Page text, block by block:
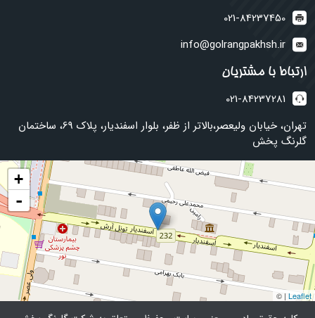
021-84237450
info@golrangpakhsh.ir
ارتباط با مشتریان
021-84237281
تهران، خیابان ولیعصر،بالاتر از ظفر، بلوار اسفندیار، پلاک 69، ساختمان
گلرنگ پخش
+
-
Leaflet
| ©